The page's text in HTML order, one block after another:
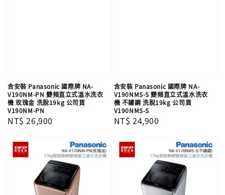
含安裝 Panasonic 國際牌 NA-
V190NM-PN 變頻直立式溫水洗衣
機 玫瑰金 洗脫19kg 公司貨
V190NM-PN
Regular
NT$ 26,900
含安裝 Panasonic 國際牌 NA-
V190NMS-S 變頻直立式溫水洗衣
機 不鏽鋼 洗脫19kg 公司貨
V190NMS-S
Regular
NT$ 24,900